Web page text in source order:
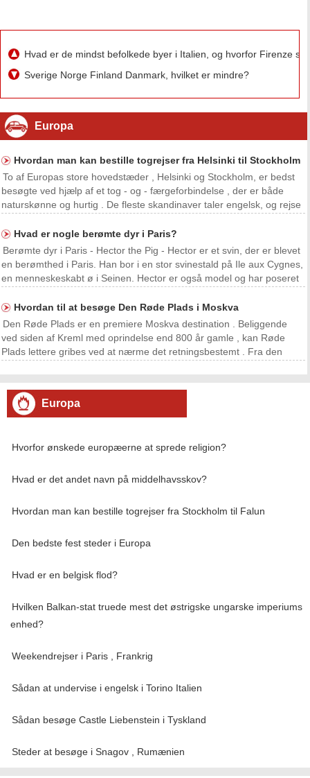
Hvad er de mindst befolkede byer i Italien, og hvorfor Firenze
Sverige Norge Finland Danmark, hvilket er mindre?
Europa
Hvordan man kan bestille togrejser fra Helsinki til Stockholm
To af Europas store hovedstæder , Helsinki og Stockholm, er bedst
besøgte ved hjælp af et tog - og - færgeforbindelse , der er både
naturskønne og hurtig . De fleste skandinaver taler engelsk, og rejse
Passport computer med internetad
Hvad er nogle berømte dyr i Paris?
Berømte dyr i Paris - Hector the Pig - Hector er et svin, der er blevet
en berømthed i Paris. Han bor i en stor svinestald på Ile aux Cygnes,
en menneskeskabt ø i Seinen. Hector er også model og har poseret
der er blevet en
Hvordan til at besøge Den Røde Plads i Moskva
Den Røde Plads er en premiere Moskva destination . Beliggende
ved siden af ​​Kreml med oprindelse end 800 år gamle , kan Røde
Plads lettere gribes ved at nærme det retningsbestemt . Fra den
Europa
Hvorfor ønskede europæerne at sprede religion?
Hvad er det andet navn på middelhavsskov?
Hvordan man kan bestille togrejser fra Stockholm til Falun
Den bedste fest steder i Europa
Hvad er en belgisk flod?
Hvilken Balkan-stat truede mest det østrigske ungarske imperiums
enhed?
Weekendrejser i Paris , Frankrig
Sådan at undervise i engelsk i Torino Italien
Sådan besøge Castle Liebenstein i Tyskland
Steder at besøge i Snagov , Rumænien